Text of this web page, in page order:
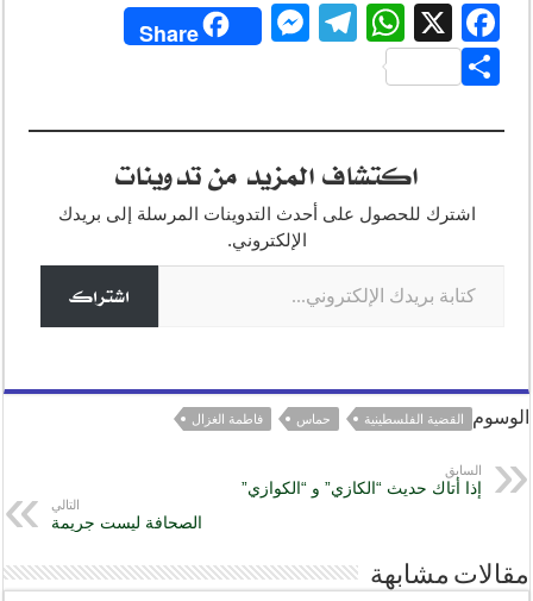
F
a
c
e
o
k
X
W
s
A
p
T
gr
a
m
M
e
n
g
er
Share
ar
اكتشاف المزيد من تدوينات
اشترك للحصول على أحدث التدوينات المرسلة إلى بريدك
الإلكتروني.
كتابة بريدك الإلكتروني...
اشتراك
الوسوم القضية الفلسطينية حماس فاطمة الغزال
السابق
إذا أتاك حديث “الكازي” و “الكوازي”
التالي
الصحافة ليست جريمة
مقالات مشابهة